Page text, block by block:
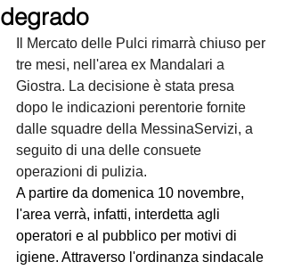
degrado
Il Mercato delle Pulci rimarrà chiuso per
tre mesi, nell'area ex Mandalari a
Giostra. La decisione è stata presa
dopo le indicazioni perentorie fornite
dalle squadre della MessinaServizi, a
seguito di una delle consuete
operazioni di pulizia.
A partire da domenica 10 novembre,
l'area verrà, infatti, interdetta agli
operatori e al pubblico per motivi di
igiene. Attraverso l'ordinanza sindacale